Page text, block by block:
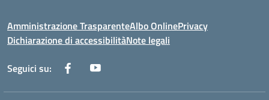
Amministrazione TrasparenteAlbo OnlinePrivacy
Dichiarazione di accessibilitàNote legali
Seguici su: